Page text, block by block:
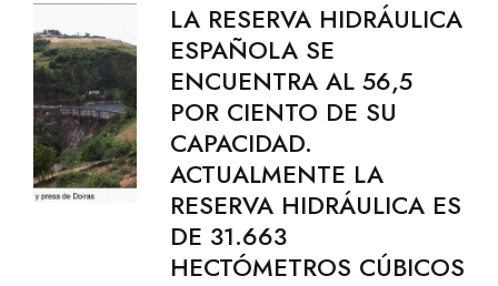
LA RESERVA HIDRÁULICA
ESPAÑOLA SE
ENCUENTRA AL 56,5
POR CIENTO DE SU
CAPACIDAD.
ACTUALMENTE LA
RESERVA HIDRÁULICA ES
DE 31.663
HECTÓMETROS CÚBICOS